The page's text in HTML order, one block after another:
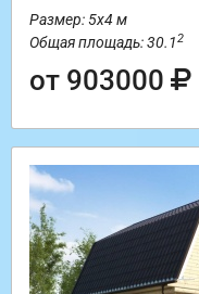
Размер: 5х4 м
Общая площадь: 30.12
от 903000